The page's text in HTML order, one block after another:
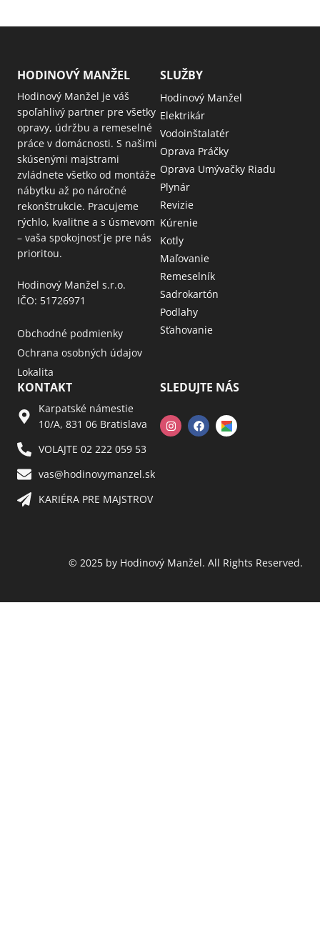
HODINOVÝ MANŽEL
Hodinový Manžel je váš
spoľahlivý partner pre všetky
opravy, údržbu a remeselné
práce v domácnosti. S našimi
skúsenými majstrami
zvládnete všetko od montáže
nábytku až po náročné
rekonštrukcie. Pracujeme
rýchlo, kvalitne a s úsmevom
– vaša spokojnosť je pre nás
prioritou.
Hodinový Manžel s.r.o.
IČO: 51726971
Obchodné podmienky
Ochrana osobných údajov
Lokalita
SLUŽBY
Hodinový Manžel
Elektrikár
Vodoinštalatér
Oprava Práčky
Oprava Umývačky Riadu
Plynár
Revizie
Kúrenie
Kotly
Maľovanie
Remeselník
Sadrokartón
Podlahy
Sťahovanie
KONTAKT
Karpatské námestie
10/A, 831 06 Bratislava
VOLAJTE 02 222 059 53​
vas@hodinovymanzel.sk​
KARIÉRA PRE MAJSTROV​
SLEDUJTE NÁS
© 2025 by Hodinový Manžel. All Rights Reserved.